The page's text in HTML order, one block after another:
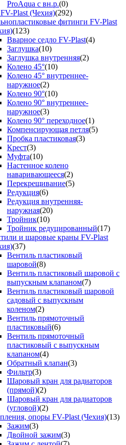
ProAqua с вн.р.(0)
Plast (Чехия)(292)
фитинги FV-Plast
(123)
Вварное седло FV-Plast(4)
Заглушка(10)
Заглушка внутренняя(2)
Колено 45°(10)
Колено 45° внутреннее-
наружное(2)
Колено 90°(10)
Колено 90° внутреннее-
наружное(3)
Колено 90° переходное(1)
Компенсирующая петля(5)
Пробка пластиковая(3)
Крест(3)
Муфта(10)
Настенное колено
наваривающееся(2)
Перекрещивание(5)
Редукция(6)
Редукция внутренняя-
наружная(20)
Тройник(10)
Тройник редуцированный(17)
и шаровые краны FV-Plast
(37)
Вентиль пластиковый
шаровой(8)
Вентиль пластиковый шаровой с
выпускным клапаном(7)
Вентиль пластиковый шаровой
садовый с выпускным
коленом(2)
Вентиль прямоточный
пластиковый(6)
Вентиль прямоточный
пластиковый с выпускным
клапаном(4)
Обратный клапан(3)
Фильтр(3)
Шаровый кран для радиаторов
(прямой)(2)
Шаровый кран для радиаторов
(угловой)(2)
опоры FV-Plast (Чехия)(13)
Зажим(3)
Двойной зажим(3)